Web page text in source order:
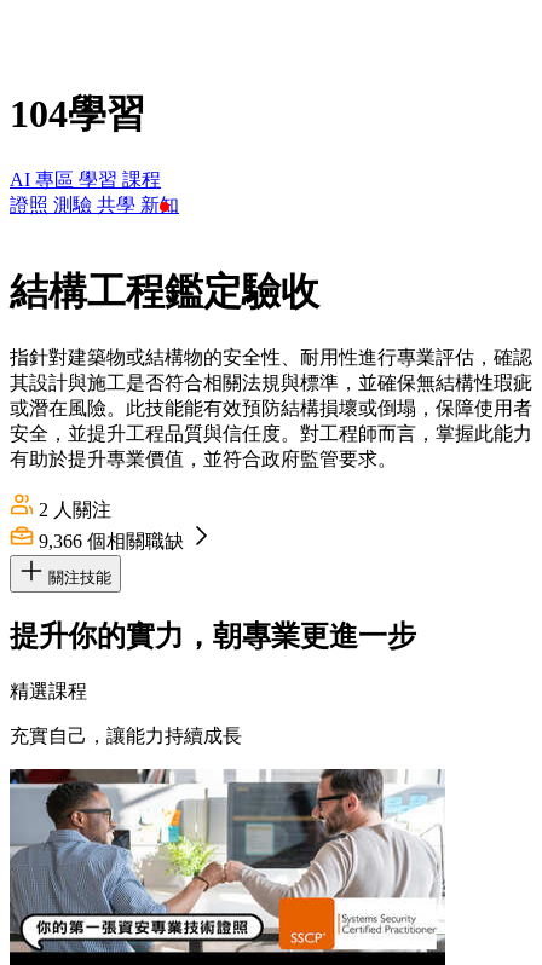
104學習
AI 專區 學習 課程
證照 測驗 共學 新知
結構工程鑑定驗收
指針對建築物或結構物的安全性、耐用性進行專業評估，確認
其設計與施工是否符合相關法規與標準，並確保無結構性瑕疵
或潛在風險。此技能能有效預防結構損壞或倒塌，保障使用者
安全，並提升工程品質與信任度。對工程師而言，掌握此能力
有助於提升專業價值，並符合政府監管要求。
2 人關注
9,366 個相關職缺
關注技能
提升你的實力，朝專業更進一步
精選課程
充實自己，讓能力持續成長